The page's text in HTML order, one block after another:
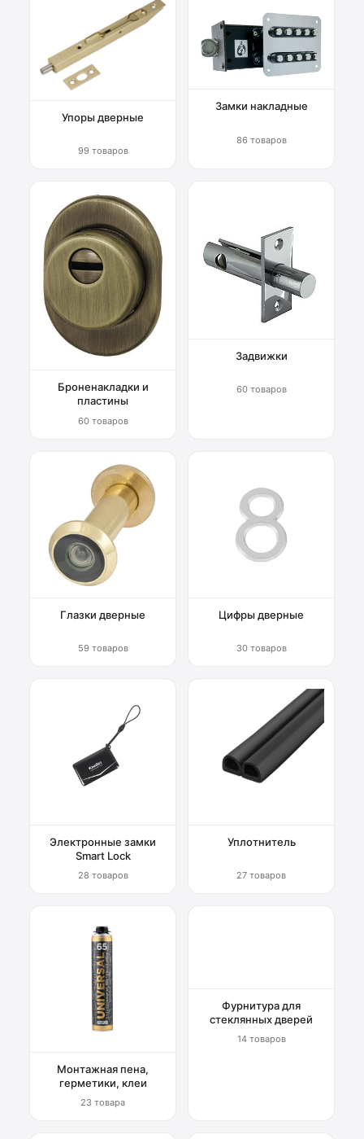
Упоры дверные
99 товаров
Замки накладные
86 товаров
Броненакладки и
пластины
60 товаров
Задвижки
60 товаров
Глазки дверные
59 товаров
Цифры дверные
30 товаров
Электронные замки
Smart Lock
28 товаров
Уплотнитель
27 товаров
Монтажная пена,
герметики, клеи
23 товара
Фурнитура для
стеклянных дверей
14 товаров